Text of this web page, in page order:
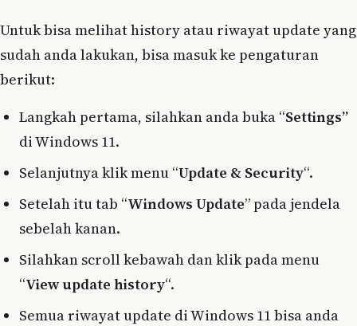
Untuk bisa melihat history atau riwayat update yang
sudah anda lakukan, bisa masuk ke pengaturan
berikut:
Langkah pertama, silahkan anda buka “Settings”
di Windows 11.
Selanjutnya klik menu “Update & Security“.
Setelah itu tab “Windows Update” pada jendela
sebelah kanan.
Silahkan scroll kebawah dan klik pada menu
“View update history“.
Semua riwayat update di Windows 11 bisa anda